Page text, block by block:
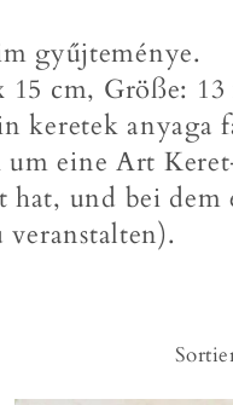
gyűjteménye.
15 cm, Größe: 13
keretek anyaga
um eine Art
und bei dem